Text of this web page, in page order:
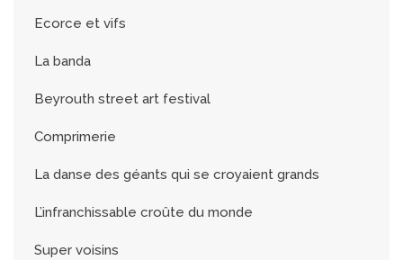
Ecorce et vifs
La banda
Beyrouth street art festival
Comprimerie
La danse des géants qui se croyaient grands
L’infranchissable croûte du monde
Super voisins